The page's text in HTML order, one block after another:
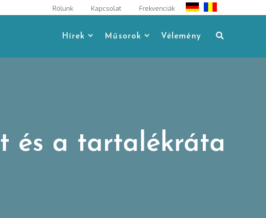
Rólunk Kapcsolat Frekvenciák
Hírek Műsorok Vélemény
és a tartalékráta